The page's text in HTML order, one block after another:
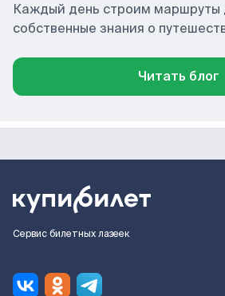
Каждый день строим маршруты
собственные знания о
Читать блог
Сервис билетных лазеек